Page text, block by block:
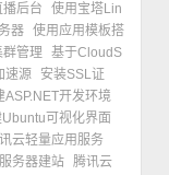
后台
使用宝塔Lin
器 使用应用模板搭
管理
基于CloudS
速源
安装SSL证
ASP.NET开发环境
可视化界面
云轻量应用服务
务器建站 腾讯云